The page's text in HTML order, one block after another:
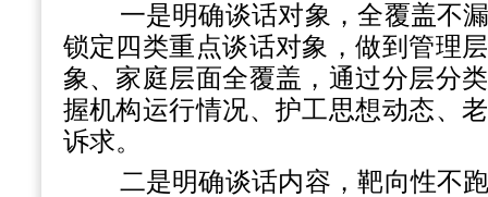
一是明确谈话对象，全覆盖不
锁定四类重点谈话对象，做到管理
象、家庭层面全覆盖，通过分层分
握机构运行情况、护工思想动态、
诉求。
二是明确谈话内容，靶向性不